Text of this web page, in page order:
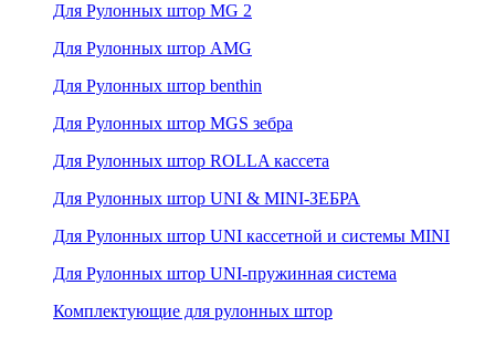
Для Рулонных штор MG 2
Для Рулонных штор AMG
Для Рулонных штор benthin
Для Рулонных штор MGS зебра
Для Рулонных штор ROLLA кассета
Для Рулонных штор UNI & MINI-ЗЕБРА
Для Рулонных штор UNI кассетной и системы MINI
Для Рулонных штор UNI-пружинная система
Комплектующие для рулонных штор